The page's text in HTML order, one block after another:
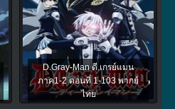
D.Gray-Man ดี.เกรย์แมน
ภาค1-2 ตอนที่ 1-103 พากย์
ไทย